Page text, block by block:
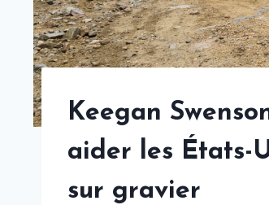
Keegan
aider les États-
sur gravier